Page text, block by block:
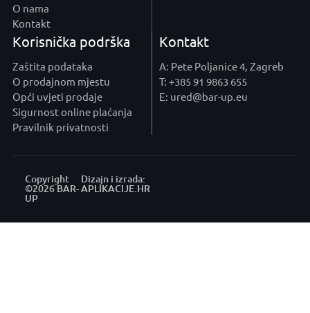
O nama
Kontakt
Korisnička podrška
Zaštita podataka
O prodajnom mjestu
Opći uvjeti prodaje
Sigurnost online plaćanja
Pravilnik privatnosti
Kontakt
A: Pete Poljanice 4, Zagreb
T: +385 91 9863 655
E: ured@bar-up.eu
Copyright
©2026 BAR-
UP
Dizajn i izrada:
APLIKACIJE .HR